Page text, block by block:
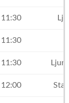
11:30
11:30
11:30
12:00